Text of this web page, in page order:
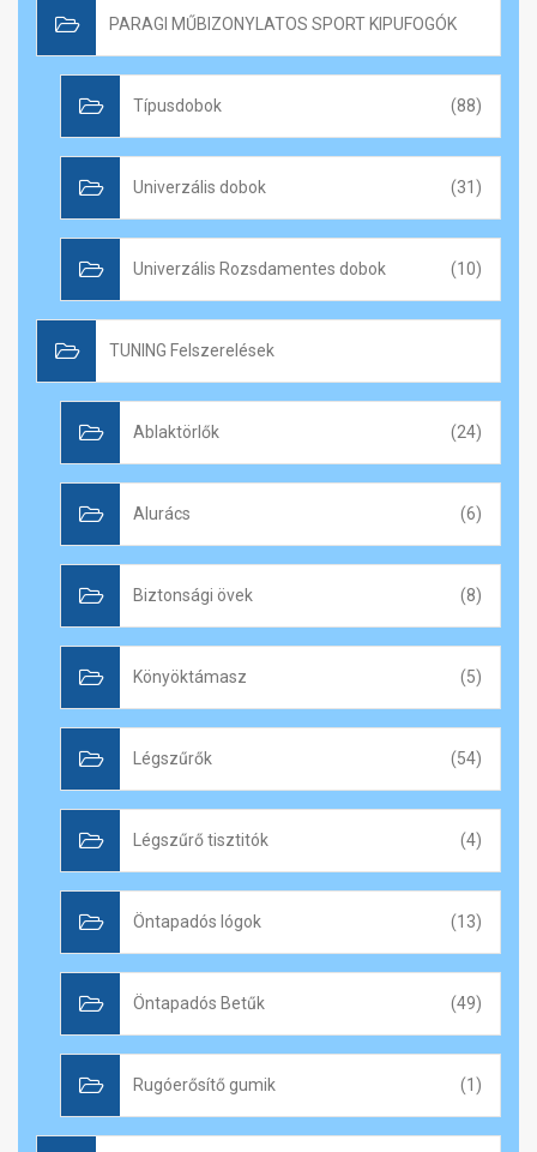
PARAGI MŰBIZONYLATOS SPORT KIPUFOGÓK
Típusdobok (88)
Univerzális dobok (31)
Univerzális Rozsdamentes dobok (10)
TUNING Felszerelések
Ablaktörlők (24)
Alurács (6)
Biztonsági övek (8)
Könyöktámasz (5)
Légszűrők (54)
Légszűrő tisztitók (4)
Öntapadós lógok (13)
Öntapadós Betűk (49)
Rugóerősítő gumik (1)